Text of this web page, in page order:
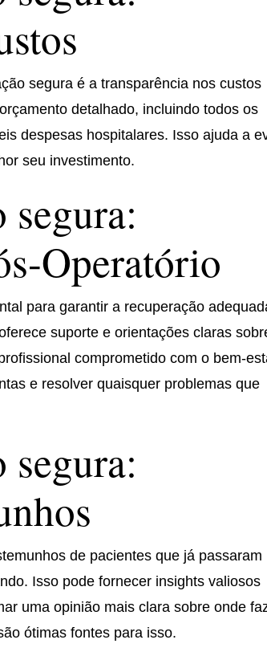
segura é a transparência nos custos
detalhado, incluindo todos os
despesas hospitalares. Isso ajuda a
seu investimento.
segura:
Operatório
para garantir a recuperação
suporte e orientações claras
comprometido com o bem-
e resolver quaisquer problemas que
segura:
de pacientes que já passaram
Isso pode fornecer insights valiosos
uma opinião mais clara sobre onde
ótimas fontes para isso.